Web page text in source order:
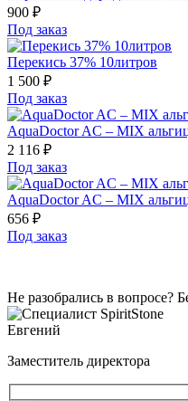
900 ₽
Под заказ
Перекись 37% 10литров
1 500 ₽
Под заказ
AquaDoctor AC – MIX
2 116 ₽
Под заказ
AquaDoctor AC – MIX
656 ₽
Под заказ
Не разобрались в вопросе?
Евгений
Заместитель директора